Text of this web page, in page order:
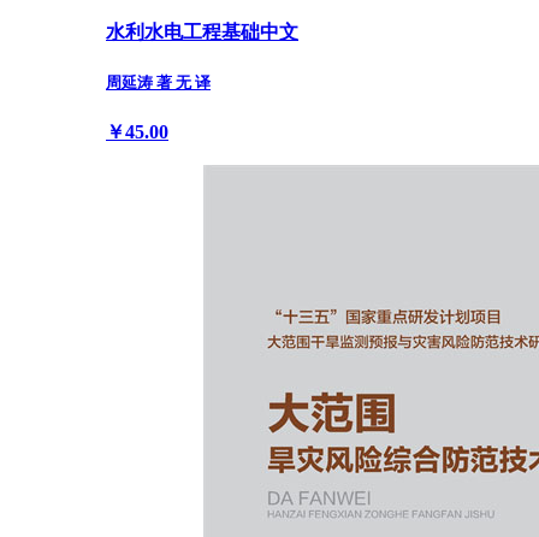
水利水电工程基础中文
周延涛 著 无 译
￥45.00